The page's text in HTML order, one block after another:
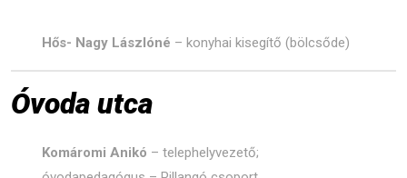
Hős- Nagy Lászlóné – konyhai kisegítő (bölcsőde)
Óvoda utca
Komáromi Anikó – telephelyvezető;